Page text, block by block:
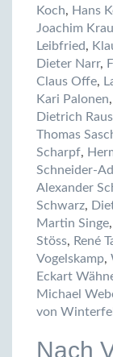
Koch, Hans
Joachim
Leibfried,
Dieter Narr,
Claus Offe,
Kari Palonen,
Dietrich
Thomas
Scharpf,
Schneider-
Alexander
Schwarz,
Martin Singe,
Stöss, René
Vogelskamp,
Eckart
Michael
von
Nach